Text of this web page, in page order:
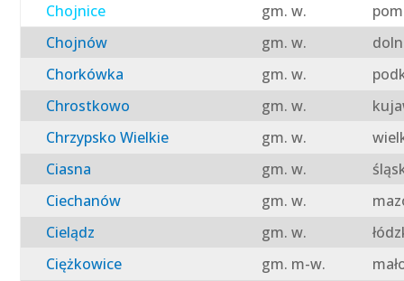
Chojnice
gm. w.
Chojnów
gm. w.
Chorkówka
gm. w.
Chrostkowo
gm. w.
Chrzypsko Wielkie
gm. w.
Ciasna
gm. w.
Ciechanów
gm. w.
Cielądz
gm. w.
Ciężkowice
gm. m-w.